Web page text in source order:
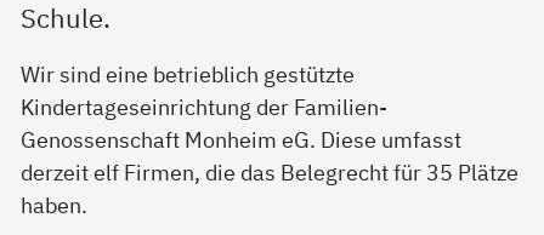
Schule.
Wir sind eine betrieblich gestützte
Kindertageseinrichtung der Familien-
Genossenschaft Monheim eG. Diese umfasst
derzeit elf Firmen, die das Belegrecht für 35 Plätze
haben.